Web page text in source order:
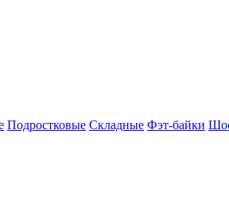
Подростковые Складные Фэт-байки